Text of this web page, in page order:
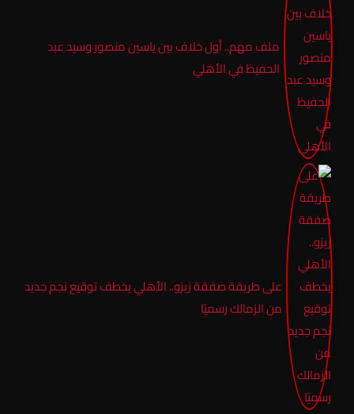
ملف مهم.. أول خلاف بين ياسين منصور وسيد عبد
الحفيظ في الأهلي
على طريقة صفقة زيزو.. الأهلي يخطف توقيع نجم جديد
من الزمالك رسميًا